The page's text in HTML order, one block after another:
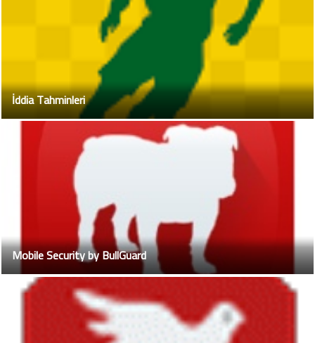
İddia Tahminleri
Mobile Security by BullGuard